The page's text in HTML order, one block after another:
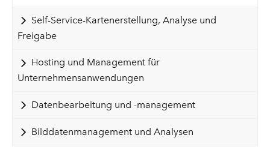
Self-Service-Kartenerstellung, Analyse und
Freigabe
Hosting und Management für
Unternehmensanwendungen
Datenbearbeitung und -management
Bilddatenmanagement und Analysen